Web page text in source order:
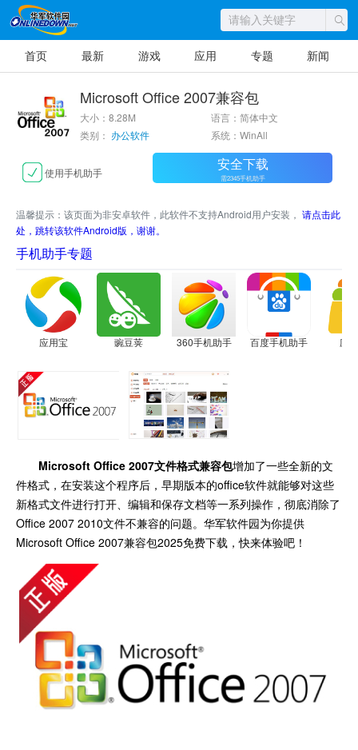
首页 最新 游戏 应用 专题 新闻
Microsoft Office 2007兼容包
大小：8.28M
语言：简体中文
类别： 办公软件 系统：WinAll
使用手机助手 安全下载
需2345手机助手
温馨提示：该页面为非安卓软件，此软件不支持Android用户安装， 请点击此
处，跳转该软件Android版，谢谢。
手机助手专题
应用宝 豌豆荚 360手机助手 百度手机助手 应
Microsoft Office 2007文件格式兼容包增加了一些全新的文
件格式，在安装这个程序后，早期版本的office软件就能够对这些
新格式文件进行打开、编辑和保存文档等一系列操作，彻底消除了
Office 2007 2010文件不兼容的问题。华军软件园为你提供
Microsoft Office 2007兼容包2025免费下载，快来体验吧！